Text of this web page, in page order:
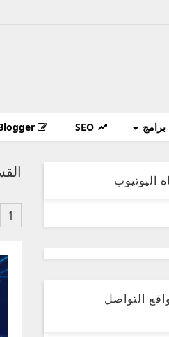
برامج
1
اليوتيوب
التواصل